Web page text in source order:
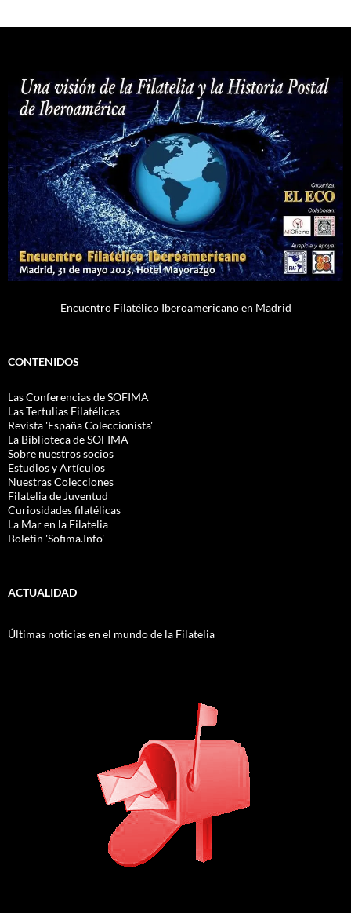
Encuentro Filatélico Iberoamericano en Madrid
CONTENIDOS
Las Conferencias de SOFIMA
Las Tertulias Filatélicas
Revista 'España Coleccionista'
La Biblioteca de SOFIMA
Sobre nuestros socios
Estudios y Artículos
Nuestras Colecciones
Filatelia de Juventud
Curiosidades filatélicas
La Mar en la Filatelia
Boletin 'Sofima.Info'
ACTUALIDAD
Últimas noticias en el mundo de la Filatelia